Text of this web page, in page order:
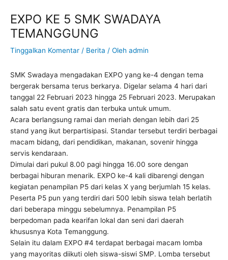
EXPO KE 5 SMK SWADAYA
TEMANGGUNG
Tinggalkan Komentar / Berita / Oleh admin
SMK Swadaya mengadakan EXPO yang ke-4 dengan tema
bergerak bersama terus berkarya. Digelar selama 4 hari dari
tanggal 22 Februari 2023 hingga 25 Februari 2023. Merupakan
salah satu event gratis dan terbuka untuk umum.
Acara berlangsung ramai dan meriah dengan lebih dari 25
stand yang ikut berpartisipasi. Standar tersebut terdiri berbagai
macam bidang, dari pendidikan, makanan, sovenir hingga
servis kendaraan.
Dimulai dari pukul 8.00 pagi hingga 16.00 sore dengan
berbagai hiburan menarik. EXPO ke-4 kali dibarengi dengan
kegiatan penampilan P5 dari kelas X yang berjumlah 15 kelas.
Peserta P5 pun yang terdiri dari 500 lebih siswa telah berlatih
dari beberapa minggu sebelumnya. Penampilan P5
berpedoman pada kearifan lokal dan seni dari daerah
khususnya Kota Temanggung.
Selain itu dalam EXPO #4 terdapat berbagai macam lomba
yang mayoritas diikuti oleh siswa-siswi SMP. Lomba tersebut